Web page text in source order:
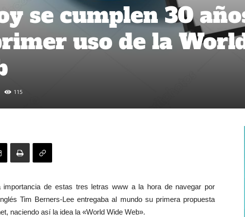
se cumplen 30
uso de la
115
de estas tres letras www a la hora de navegar por
Tim Berners-Lee entregaba al mundo su primera propuesta
naciendo así la idea la «World Wide Web».